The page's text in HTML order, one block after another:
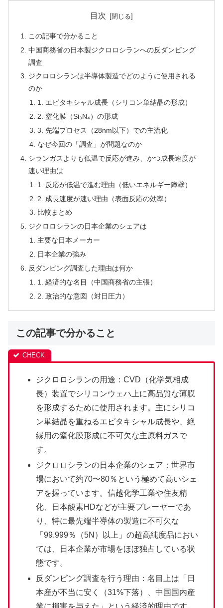
目次
この記事で分かること
中国商務省の日本製ジクロロシランへの反ダンピング
調査
ジクロロシランは半導体製造でどのように使用される
のか
1. エピタキシャル成長（シリコン単結晶の形成）
2. 窒化膜（Si₃N₄）の形成
3. 先端プロセス（28nm以下）での主流化
なぜ今回の「調査」が問題なのか
シランガスよりも低温で反応が進み、かつ成長速度が
速い理由は
1. 反応が低温で進む理由（低いエネルギー障壁）
2. 成長速度が速い理由（表面反応の効率）
比較まとめ
ジクロロシランの日本企業のシェアは
主要な日本メーカー
日本企業の強み
反ダンピング調査した理由は何か
1. 経済的な名目（中国商務省の主張）
2. 政治的な意図（対日圧力）
この記事で分かること
ジクロロシランの用途：CVD（化学気相成
長）装置でシリコンウェハ上に高品質な薄膜
を形成するために使用されます。主にシリコ
ン単結晶を重ねるエピタキシャル成長や、絶
縁用の窒化膜形成に不可欠な主原料ガスで
す。
ジクロロシランの日本企業のシェア：世界市
場において約70〜80％という極めて高いシェ
アを握っています。信越化学工業や住友精
化、日本酸素HDなどが主要プレーヤーであ
り、特に最先端半導体の製造に不可欠な
「99.999％（5N）以上」の超高純度品におい
ては、日本企業が市場をほぼ独占している状
態です。
反ダンピング調査を行う理由：名目上は「日
本産が不当に安く（31%下落）、中国国内産
業に損害を与えた」という経済的理由です。